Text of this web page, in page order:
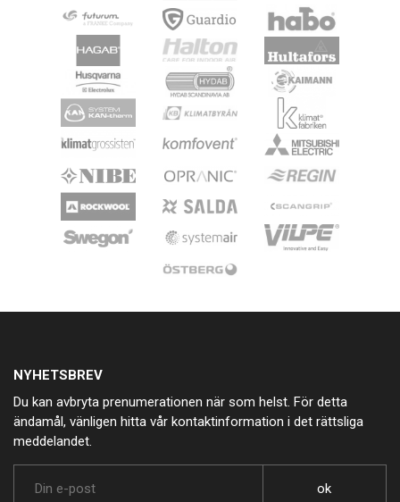
NYHETSBREV
Du kan avbryta prenumerationen när som helst. För detta
ändamål, vänligen hitta vår kontaktinformation i det rättsliga
meddelandet.